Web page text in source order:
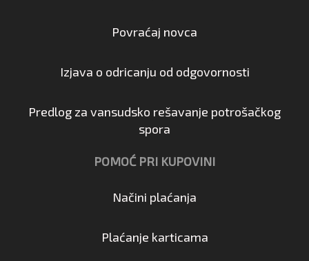
Povraćaj novca
Izjava o odricanju od odgovornosti
Predlog za vansudsko rešavanje potrošačkog
spora
POMOĆ PRI KUPOVINI
Načini plaćanja
Plaćanje karticama